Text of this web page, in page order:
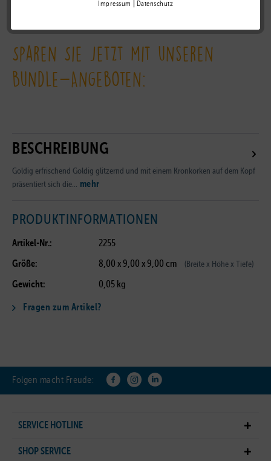
Impressum Datenschutz
Zum Händler-Portal
Sparen Sie jetzt mit unseren
Bundle-Angeboten:
BESCHREIBUNG
Goldig erfrischend Goldig glitzernd und mit einem Kronkorken auf dem Kopf
präsentiert sich die... mehr
PRODUKTINFORMATIONEN
Artikel-Nr.: 2255
Größe: 8,00 x 9,00 x 9,00 cm (Breite x Höhe x Tiefe)
Gewicht: 0,05 kg
Fragen zum Artikel?
Folgen macht Freude:
SERVICE HOTLINE
SHOP SERVICE